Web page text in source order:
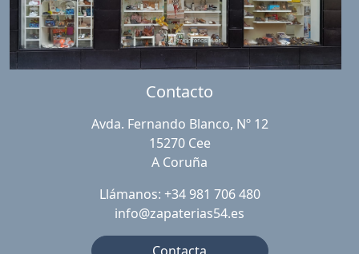
Contacto
Avda. Fernando Blanco, Nº 12
15270 Cee
A Coruña
Llámanos: +34 981 706 480
info@zapaterias54.es